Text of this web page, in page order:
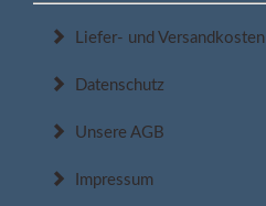
Liefer- und Versandkosten
Datenschutz
Unsere AGB
Impressum